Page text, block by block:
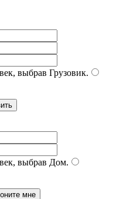
выбрав Грузовик.
выбрав Дом.